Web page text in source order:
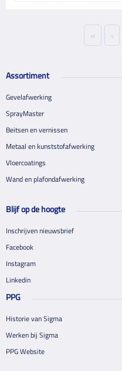
« ‹
Assortiment
Gevelafwerking
SprayMaster
Beitsen en vernissen
Metaal en kunststofafwerking
Vloercoatings
Wand en plafondafwerking
Blijf op de hoogte
Inschrijven nieuwsbrief
Facebook
Instagram
Linkedin
PPG
Historie van Sigma
Werken bij Sigma
PPG Website